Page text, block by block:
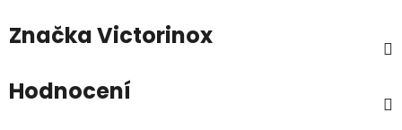
ZnačkaVictorinox
Hodnocení